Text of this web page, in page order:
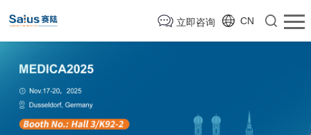
立即咨询 CN